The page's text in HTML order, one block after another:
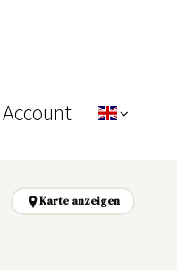
Karte anzeigen